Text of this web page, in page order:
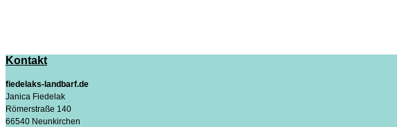
Kontakt
fiedelaks-landbarf.de
Janica Fiedelak
Römerstraße 140
66540 Neunkirchen